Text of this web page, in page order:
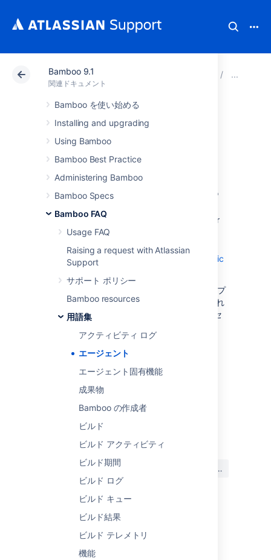
Bamboo 9.1
関連ドキュメント
Bamboo を使い始める
Installing and upgrading
Using Bamboo
Bamboo Best Practice
Administering Bamboo
Bamboo Specs
Bamboo FAQ
Usage FAQ
Raising a request with Atlassian
Support
サポート ポリシー
Bamboo resources
用語集
アクティビティ ログ
エージェント
エージェント固有機能
成果物
Bamboo の作成者
ビルド
ビルド アクティビティ
ビルド期間
ビルド ログ
ビルド キュー
ビルド結果
ビルド テレメトリ
機能
アトラシアン サポート Bamboo
エージェント
A Bamboo
job builds. There are the following types of
Bamboo agents:
local agents run as part of the Bamboo
remote agents
run on computers, other
than the Bamboo server, that run the
elastic agents
Amazon Elastic
Compute Cloud (EC2)
ローカル エージェントは、Bamboo Server のプ
ロセス、つまりサーバーと同じ JVM で実行され
ます。各リモート エージェントは独自のプロセ
and can only run builds for jobs whose
requirementsmatch the agent's capabilities.
最終更新日 2016 年 5 月 24 日
この内容はお役に立ちました
いいえ
関連コンテンツ
What are agents?